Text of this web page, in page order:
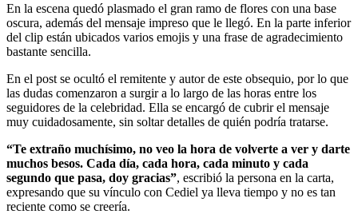
En la escena quedó plasmado el gran ramo de flores con una base
oscura, además del mensaje impreso que le llegó. En la parte inferior
del clip están ubicados varios emojis y una frase de agradecimiento
bastante sencilla.
En el post se ocultó el remitente y autor de este obsequio, por lo que
las dudas comenzaron a surgir a lo largo de las horas entre los
seguidores de la celebridad. Ella se encargó de cubrir el mensaje
muy cuidadosamente, sin soltar detalles de quién podría tratarse.
“Te extraño muchísimo, no veo la hora de volverte a ver y darte
muchos besos. Cada día, cada hora, cada minuto y cada
segundo que pasa, doy gracias”, escribió la persona en la carta,
expresando que su vínculo con Cediel ya lleva tiempo y no es tan
reciente como se creería.